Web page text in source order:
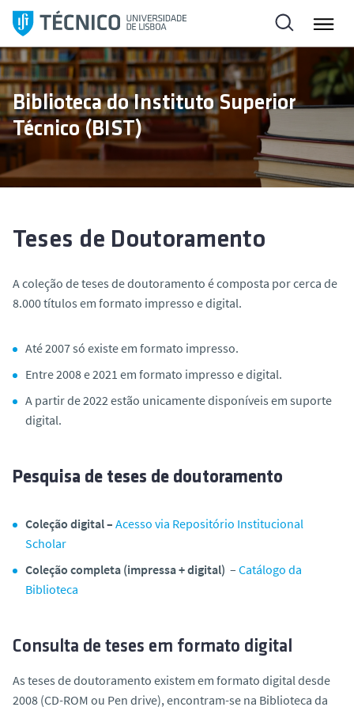
i
p
t
o
c
o
t
Biblioteca do Instituto Superior
Técnico (BIST)
Teses de Doutoramento
A coleção de teses de doutoramento é composta por cerca de
8.000 títulos em formato impresso e digital.
Até 2007 só existe em formato impresso.
Entre 2008 e 2021 em formato impresso e digital.
A partir de 2022 estão unicamente disponíveis em suporte
digital.
Pesquisa de teses de doutoramento
Coleção digital – Acesso via Repositório Institucional
Scholar
Coleção completa (impressa + digital) – Catálogo da
Biblioteca
Consulta de teses em formato digital
As teses de doutoramento existem em formato digital desde
2008 (CD-ROM ou Pen drive), encontram-se na Biblioteca da